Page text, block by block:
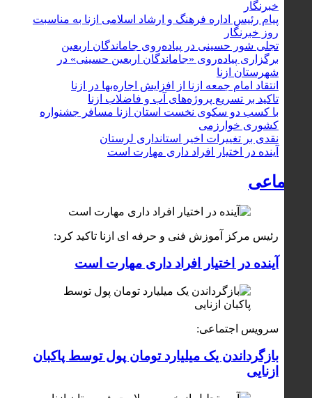
خبرنگار
پیام رئیس اداره فرهنگ و ارشاد اسلامی ازنا به مناسبت
روز خبرنگار
تجلی شور حسینی در پیاده‌روی جاماندگان اربعین
برگزاری پیاده‌روی «جاماندگان اربعین حسینی» در
شهرستان ازنا
انتقاد امام جمعه ازنا از افزایش اجاره‌بها در ازنا
تاکید بر تسریع پروژه‌های آب و فاضلاب ازنا
با کسب دو سکوی نخست استان ازنا مسافر جشنواره
کشوری خوارزمی
نقدی بر تغییرات اخیر استانداری لرستان
آینده در اختیار افراد داری مهارت است
اجتماعی
رئیس مرکز آموزش فنی و حرفه ای ازنا تاکید کرد:
آینده در اختیار افراد داری مهارت است
سرویس اجتماعی:
بازگرداندن یک میلیارد تومان پول توسط پاکبان
ازنایی